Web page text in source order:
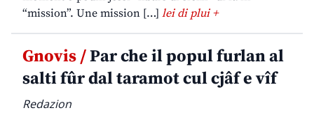
“mission”. Une mission […] lei di plui +
Gnovis /Par che il popul furlan al
salti fûr dal taramot cul cjâf e vîf
Redazion